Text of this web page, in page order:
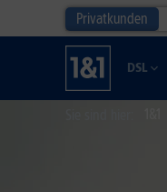
Privatkunden
DSL